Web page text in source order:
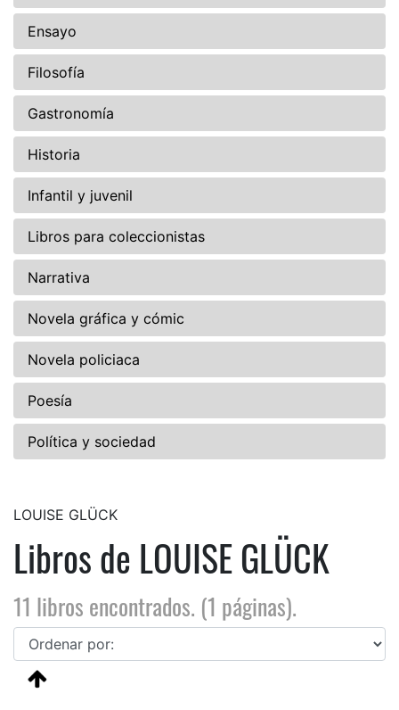
Ensayo
Filosofía
Gastronomía
Historia
Infantil y juvenil
Libros para coleccionistas
Narrativa
Novela gráfica y cómic
Novela policiaca
Poesía
Política y sociedad
LOUISE GLÜCK
Libros de LOUISE GLÜCK
11 libros encontrados. (1 páginas).